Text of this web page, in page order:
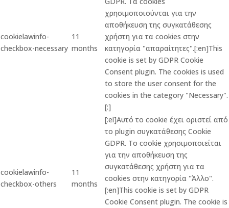
cookielawinfo-
checkbox-necessary
11
months
χρησιμοποιούνται για την
αποθήκευση της συγκατάθεσης
χρήστη για τα cookies στην
κατηγορία "απαραίτητες".[:en]This
cookie is set by GDPR Cookie
Consent plugin. The cookies is used
to store the user consent for the
cookies in the category "Necessary".
[:]
cookielawinfo-
checkbox-others
11
months
[:el]Αυτό το cookie έχει οριστεί από
το plugin συγκατάθεσης Cookie
GDPR. Το cookie χρησιμοποιείται
για την αποθήκευση της
συγκατάθεσης χρήστη για τα
cookies στην κατηγορία "Άλλο".
[:en]This cookie is set by GDPR
Cookie Consent plugin. The cookie is